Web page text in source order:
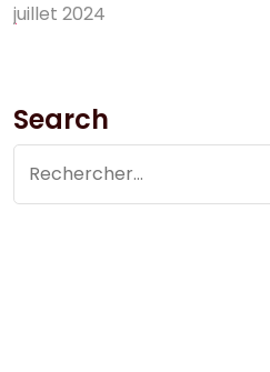
juillet 2024
Search